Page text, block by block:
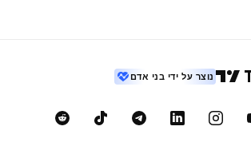
נוצר על ידי בני אדם